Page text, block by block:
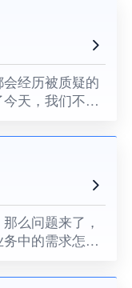
经历被质疑的
天，我们不难
动更加强调"以
么问题来了，
中的需求怎么
门)势必有点难